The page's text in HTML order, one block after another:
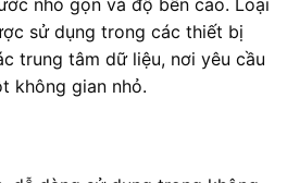
sử dụng trong các thiết bị
trung tâm dữ liệu, nơi yêu cầu
không gian nhỏ.